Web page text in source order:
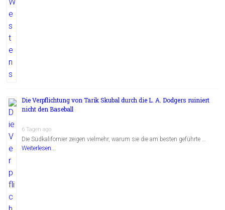
Die Verpflichtung von Tarik Skubal durch die L. A. Dodgers ruiniert
nicht den Baseball
6 Tagen ago
Die Südkalifornier zeigen vielmehr, warum sie die am besten geführte …
Weiterlesen...